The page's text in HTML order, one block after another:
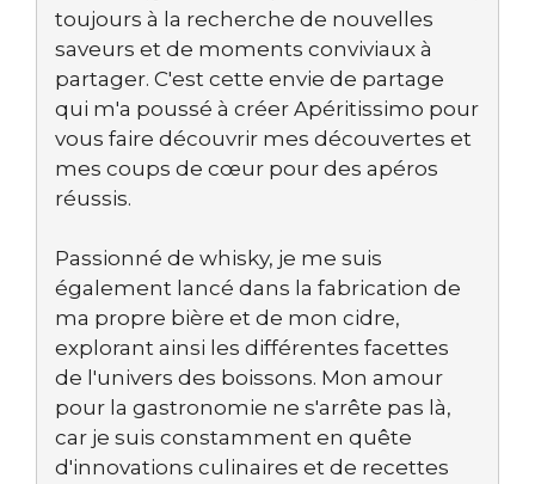
toujours à la recherche de nouvelles
saveurs et de moments conviviaux à
partager. C'est cette envie de partage
qui m'a poussé à créer Apéritissimo pour
vous faire découvrir mes découvertes et
mes coups de cœur pour des apéros
réussis.
Passionné de whisky, je me suis
également lancé dans la fabrication de
ma propre bière et de mon cidre,
explorant ainsi les différentes facettes
de l'univers des boissons. Mon amour
pour la gastronomie ne s'arrête pas là,
car je suis constamment en quête
d'innovations culinaires et de recettes